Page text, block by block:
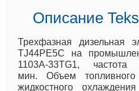
Описание
Трехфазная дизельная
TJ44PE5C на
1103A-33TG1,
мин. Объем
жидкостного